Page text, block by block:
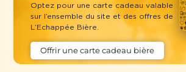
Optez pour une carte cadeau valable
sur l’ensemble du site et des offres de
L’Echappée Bière.
Offrir une carte cadeau bière